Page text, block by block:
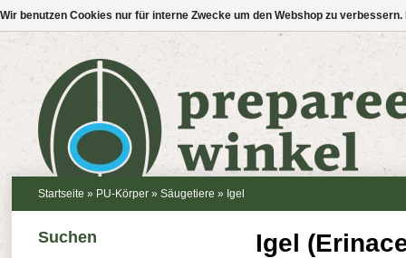
Startseite » PU-Körper » Säugetiere » Igel
Igel
Suchen
Wir benutzen Cookies nur für interne Zwecke um den Webshop zu